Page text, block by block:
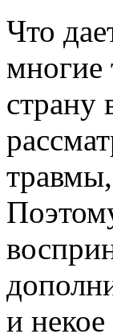
Что
многие
страну
и